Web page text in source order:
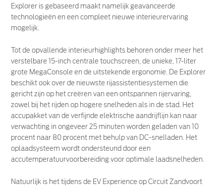
Explorer is gebaseerd maakt namelijk geavanceerde
technologieën en een compleet nieuwe interieurervaring
mogelijk.
Tot de opvallende interieurhighlights behoren onder meer het
verstelbare 15-inch centrale touchscreen, de unieke, 17-liter
grote MegaConsole en de uitstekende ergonomie. De Explorer
beschikt ook over de nieuwste rijassistentiesystemen die
gericht zijn op het creëren van een ontspannen rijervaring,
zowel bij het rijden op hogere snelheden als in de stad. Het
accupakket van de verfijnde elektrische aandrijflijn kan naar
verwachting in ongeveer 25 minuten worden geladen van 10
procent naar 80 procent met behulp van DC-snelladen. Het
oplaadsysteem wordt ondersteund door een
accutemperatuurvoorbereiding voor optimale laadsnelheden.
Natuurlijk is het tijdens de EV Experience op Circuit Zandvoort